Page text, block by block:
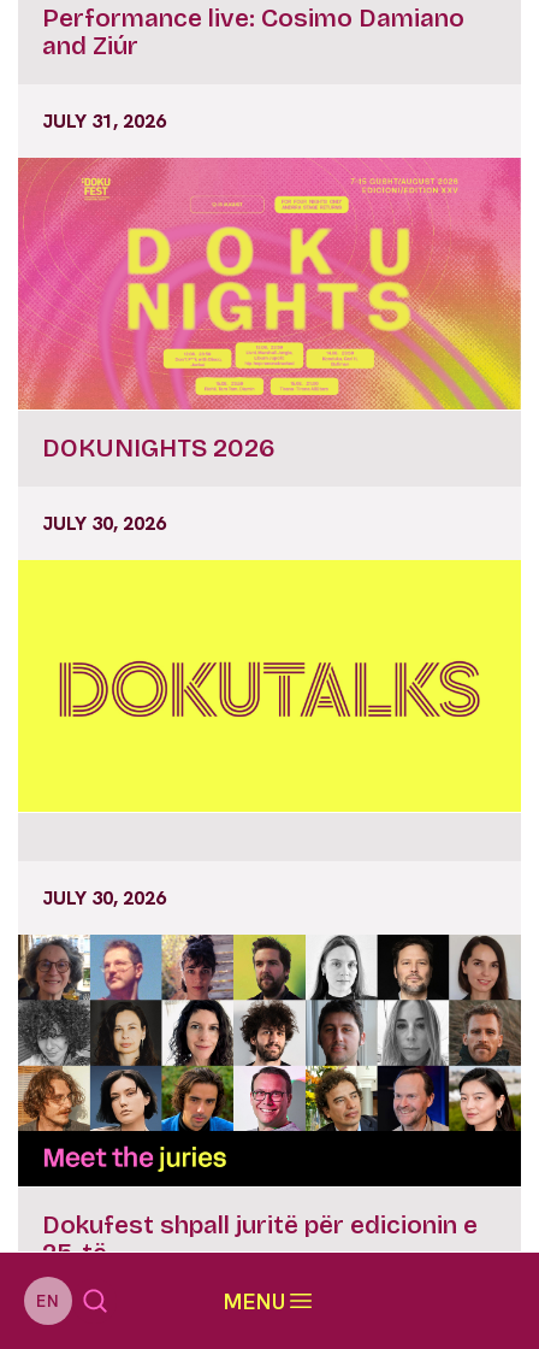
EN MENU
Performance live: Cosimo Damiano
and Ziúr
JULY 31, 2026
DOKUNIGHTS 2026
JULY 30, 2026
JULY 30, 2026
Dokufest shpall juritë për edicionin e
25-të
JULY 28, 2026